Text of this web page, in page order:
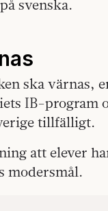
svenska.
ska värnas,
IB-
tillfälligt.
att elever
modersmål.